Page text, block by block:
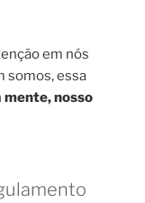
em nós
somos, essa
mente, nosso